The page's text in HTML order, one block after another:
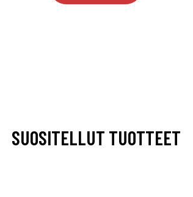
SUOSITELLUT TUOTTEET